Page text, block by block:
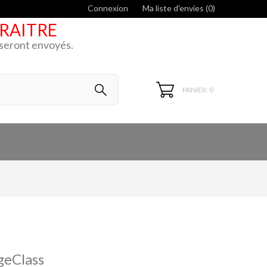
Connexion Ma liste d'envies (0)
envoyés.
PANIER: 0